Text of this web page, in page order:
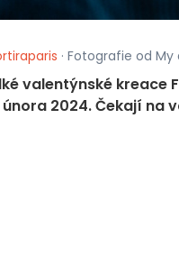
· Fotografie od My
valentýnské kreace
února 2024. Čekají na